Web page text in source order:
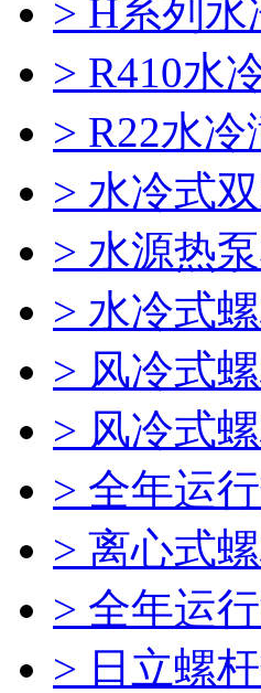
> H系列
> R410水
> R22水
> 水冷式
> 水源热
> 水冷式
> 风冷式
> 风冷式
> 全年运
> 离心式
> 全年运
> 日立螺